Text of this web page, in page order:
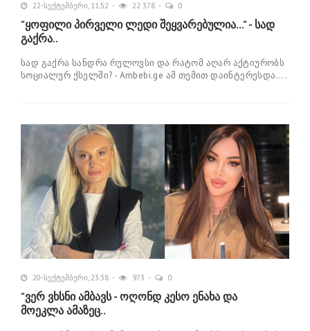
22-სექტემბერი, 11:52 22 378 0
"ყო­ფი­ლი პირ­ვე­ლი ლედი შეყ­ვა­რე­ბუ­ლია..." - სად
გაქრა..
სად გაქ­რა სან­დრა რუ­ლოვ­სი და რა­ტომ აღარ აქ­ტი­უ­რობს
სო­ცი­ა­ლურ ქსელ­ში? - Ambebi.ge ამ თე­მით და­ინ­ტე­რეს­და....
20-სექტემბერი, 23:38 973 0
"ვერ ვხსნი ამბავს - ოღონდ კესო ენახა და
მოეკლა ამაზეც..